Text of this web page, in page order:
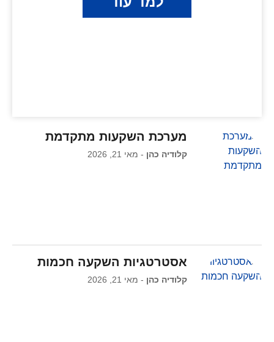
מערכת השקעות מתקדמת
קלודיה כהן מאי 21, 2026
אסטרטגיות השקעה חכמות
קלודיה כהן מאי 21, 2026